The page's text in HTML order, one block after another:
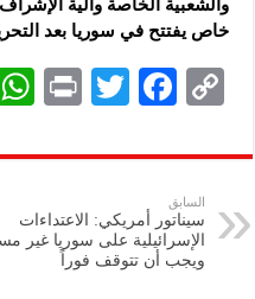
والشعبية الخاصة وآلية
خاص يفتتح في سوريا بعد
C
p
y
Li
n
F
eb
k
T
tt
P
nt
السابق
سيناتور أمريكي: الاعتداءات
الإسرائيلية على سوريا غير
ويجب أن تتوقف فوراً